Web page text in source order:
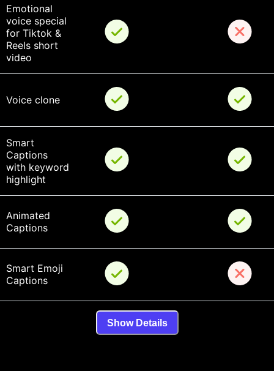
Emotional
voice special
for Tiktok &
Reels short
video
Voice clone
Smart
Captions
with keyword
highlight
Animated
Captions
Smart Emoji
Captions
Show Details